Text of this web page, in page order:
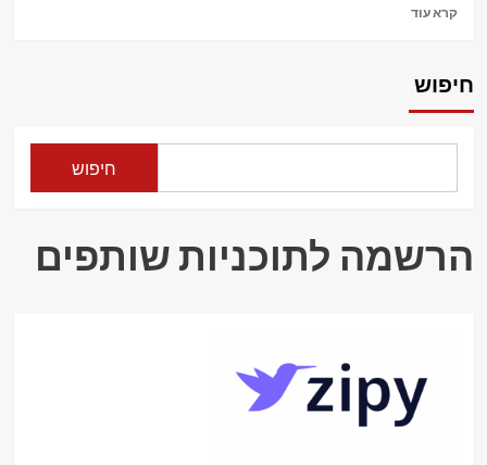
קרא עודRead
חיפוש
חיפוש
הרשמה לתוכניות שותפים